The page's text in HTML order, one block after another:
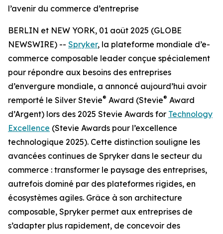
l’avenir du commerce d’entreprise
BERLIN et NEW YORK, 01 août 2025 (GLOBE
NEWSWIRE) -- Spryker, la plateforme mondiale d’e-
commerce composable leader conçue spécialement
pour répondre aux besoins des entreprises
d’envergure mondiale, a annoncé aujourd’hui avoir
remporté le Silver Stevie® Award (Stevie® Award
d’Argent) lors des 2025 Stevie Awards for Technology
Excellence (Stevie Awards pour l’excellence
technologique 2025). Cette distinction souligne les
avancées continues de Spryker dans le secteur du
commerce : transformer le paysage des entreprises,
autrefois dominé par des plateformes rigides, en
écosystèmes agiles. Grâce à son architecture
composable, Spryker permet aux entreprises de
s’adapter plus rapidement, de concevoir des